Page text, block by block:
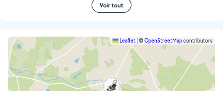
Voir tout
Leaflet ©OpenStreetMapcontributors